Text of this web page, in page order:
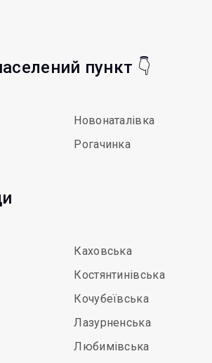
пункт 👇
Новонаталівка
Рогачинка
Каховська
Костянтинівська
Кочубеївська
Лазурненська
Любимівська